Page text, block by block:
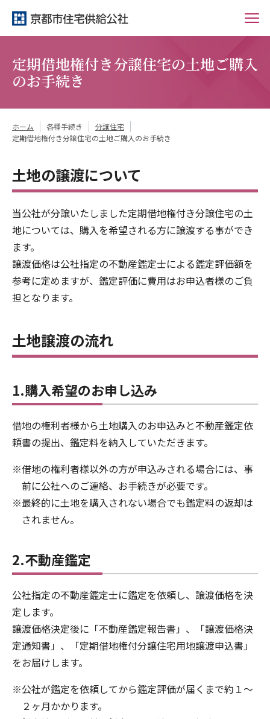
定期借地権付き分譲住宅の土地ご購入
のお手続き
ホーム 各種手続き
分譲住宅
定期借地権付き分譲住宅の土地ご購入のお手続き
土地の譲渡について
当公社が分譲いたしました定期借地権付き分譲住宅の土
地については、購入を希望される方に譲渡する事ができ
ます。
譲渡価格は公社指定の不動産鑑定士による鑑定評価額を
参考に定めますが、鑑定評価に費用はお申込者様のご負
担となります。
土地譲渡の流れ
1.購入希望のお申し込み
借地の権利者様から土地購入のお申込みと不動産鑑定依
頼書の提出、鑑定料を納入していただきます。
※借地の権利者様以外の方が申込みされる場合には、事
前に公社へのご連絡、お手続きが必要です。
※最終的に土地を購入されない場合でも鑑定料の返却は
されません。
2.不動産鑑定
公社指定の不動産鑑定士に鑑定を依頼し、譲渡価格を決
定します。
譲渡価格決定後に「不動産鑑定報告書」、「譲渡価格決
定通知書」、「定期借地権付分譲住宅用地譲渡申込書」
をお届けします。
※公社が鑑定を依頼してから鑑定評価が届くまで約１〜
２ヶ月かかります。